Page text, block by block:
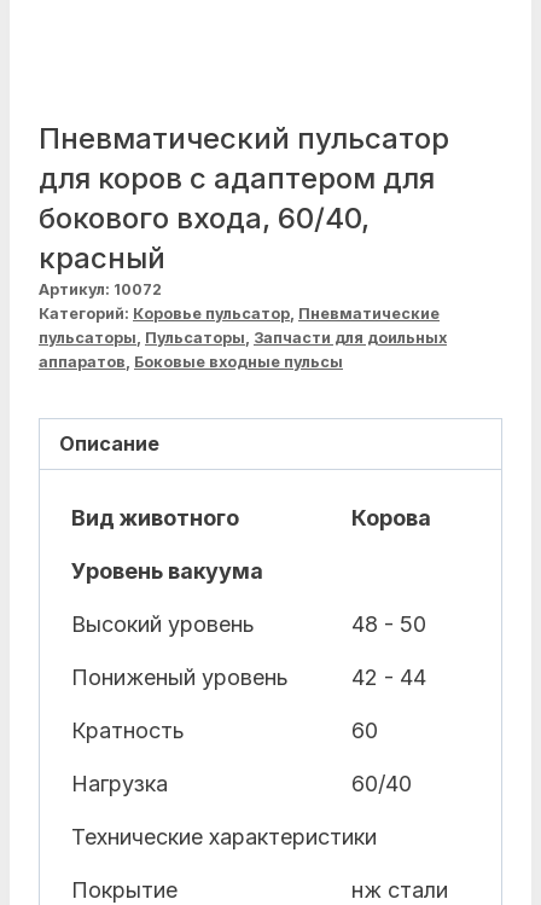
Пневматический пульсатор
для коров с адаптером для
бокового входа, 60/40,
красный
Артикул: 10072
Категорий: Коровье пульсатор, Пневматические
пульсаторы, Пульсаторы, Запчасти для доильных
аппаратов, Боковые входные пульсы
Описание
Вид животного Корова
Уровень вакуума
Высокий уровень 48 - 50
Пониженый уровень 42 - 44
Кратность 60
Нагрузка 60/40
Технические характеристики
Покрытие нж стали